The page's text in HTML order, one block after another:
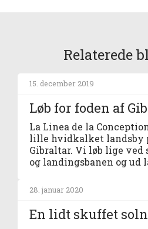
Relaterede
15. december 2019
Løb for foden af
La Linea de la
lille hvidkalket landsby
Gibraltar. Vi løb lige ved
og landingsbanen og ud
28. januar 2020
En lidt skuffet